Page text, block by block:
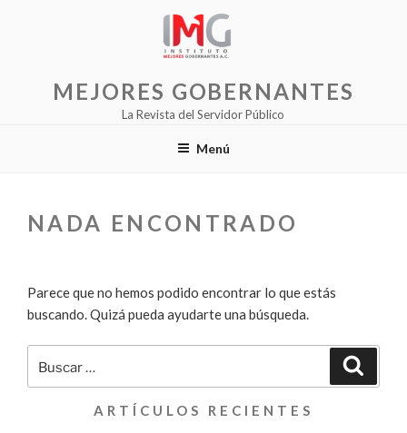
MEJORES GOBERNANTES
La Revista del Servidor Público
Menú
NADA ENCONTRADO
Parece que no hemos podido encontrar lo que estás
buscando. Quizá pueda ayudarte una búsqueda.
por:
ARTÍCULOS RECIENTES